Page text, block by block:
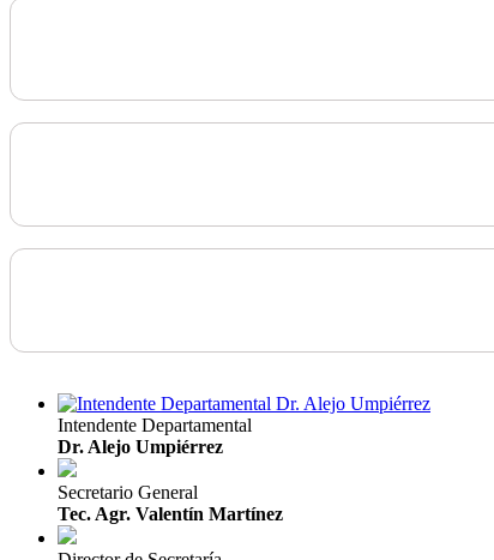
Intendente Departamental
Dr. Alejo Umpiérrez
Secretario General
Tec. Agr. Valentín Martínez